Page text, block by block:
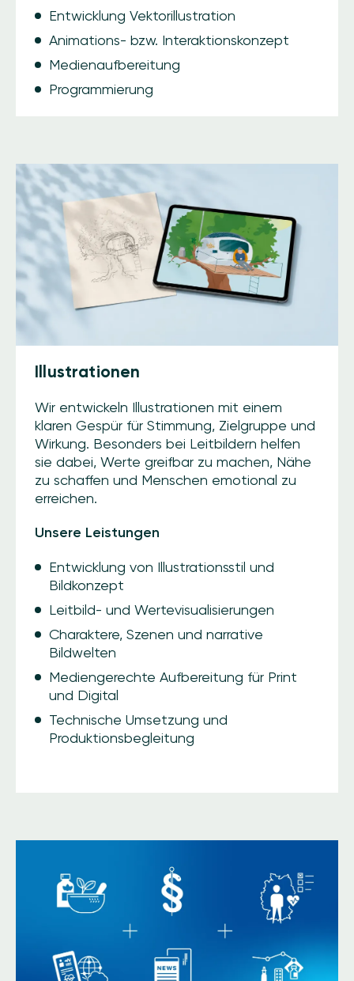
Entwicklung Vektorillustration
Animations- bzw. Interaktionskonzept
Medienaufbereitung
Programmierung
Illustrationen
Wir entwickeln Illustrationen mit einem
klaren Gespür für Stimmung, Zielgruppe und
Wirkung. Besonders bei Leitbildern helfen
sie dabei, Werte greifbar zu machen, Nähe
zu schaffen und Menschen emotional zu
erreichen.
Unsere Leistungen
Entwicklung von Illustrationsstil und
Bildkonzept
Leitbild- und Wertevisualisierungen
Charaktere, Szenen und narrative
Bildwelten
Mediengerechte Aufbereitung für Print
und Digital
Technische Umsetzung und
Produktionsbegleitung